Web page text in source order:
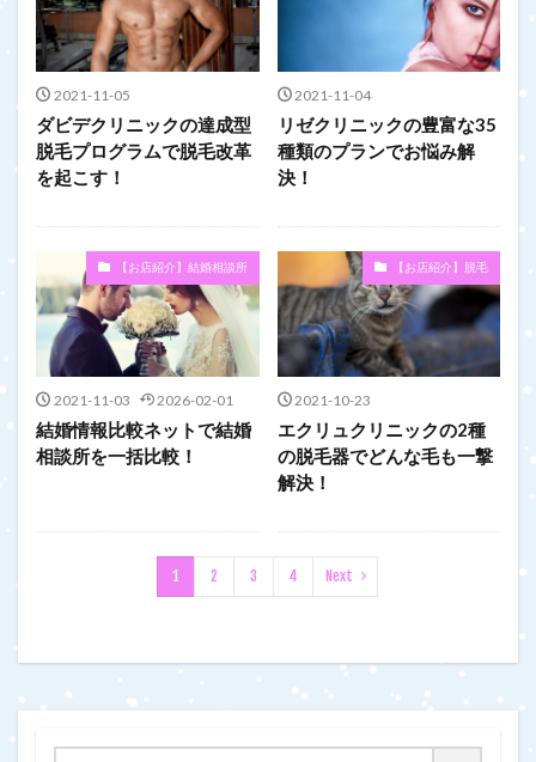
2021-11-05
ダビデクリニックの達成型
脱毛プログラムで脱毛改革
を起こす！
2021-11-04
リゼクリニックの豊富な35
種類のプランでお悩み解
決！
【お店紹介】結婚相談所
2021-11-03 2026-02-01
結婚情報比較ネットで結婚
相談所を一括比較！
【お店紹介】脱毛
2021-10-23
エクリュクリニックの2種
の脱毛器でどんな毛も一撃
解決！
1 2 3 4 Next